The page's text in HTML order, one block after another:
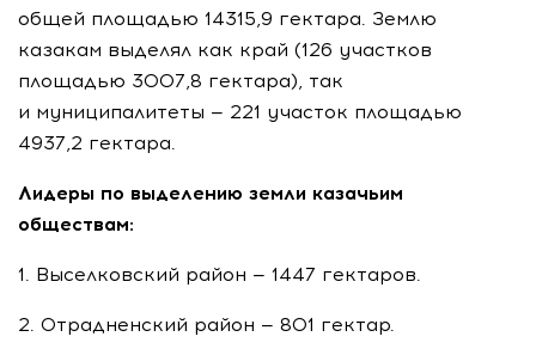
общей площадью 14315,9 гектара. Землю
казакам выделял как край (126 участков
площадью 3007,8 гектара), так
и муниципалитеты — 221 участок площадью
4937,2 гектара.
Лидеры по выделению земли казачьим
обществам:
1. Выселковский район — 1447 гектаров.
2. Отрадненский район — 801 гектар.